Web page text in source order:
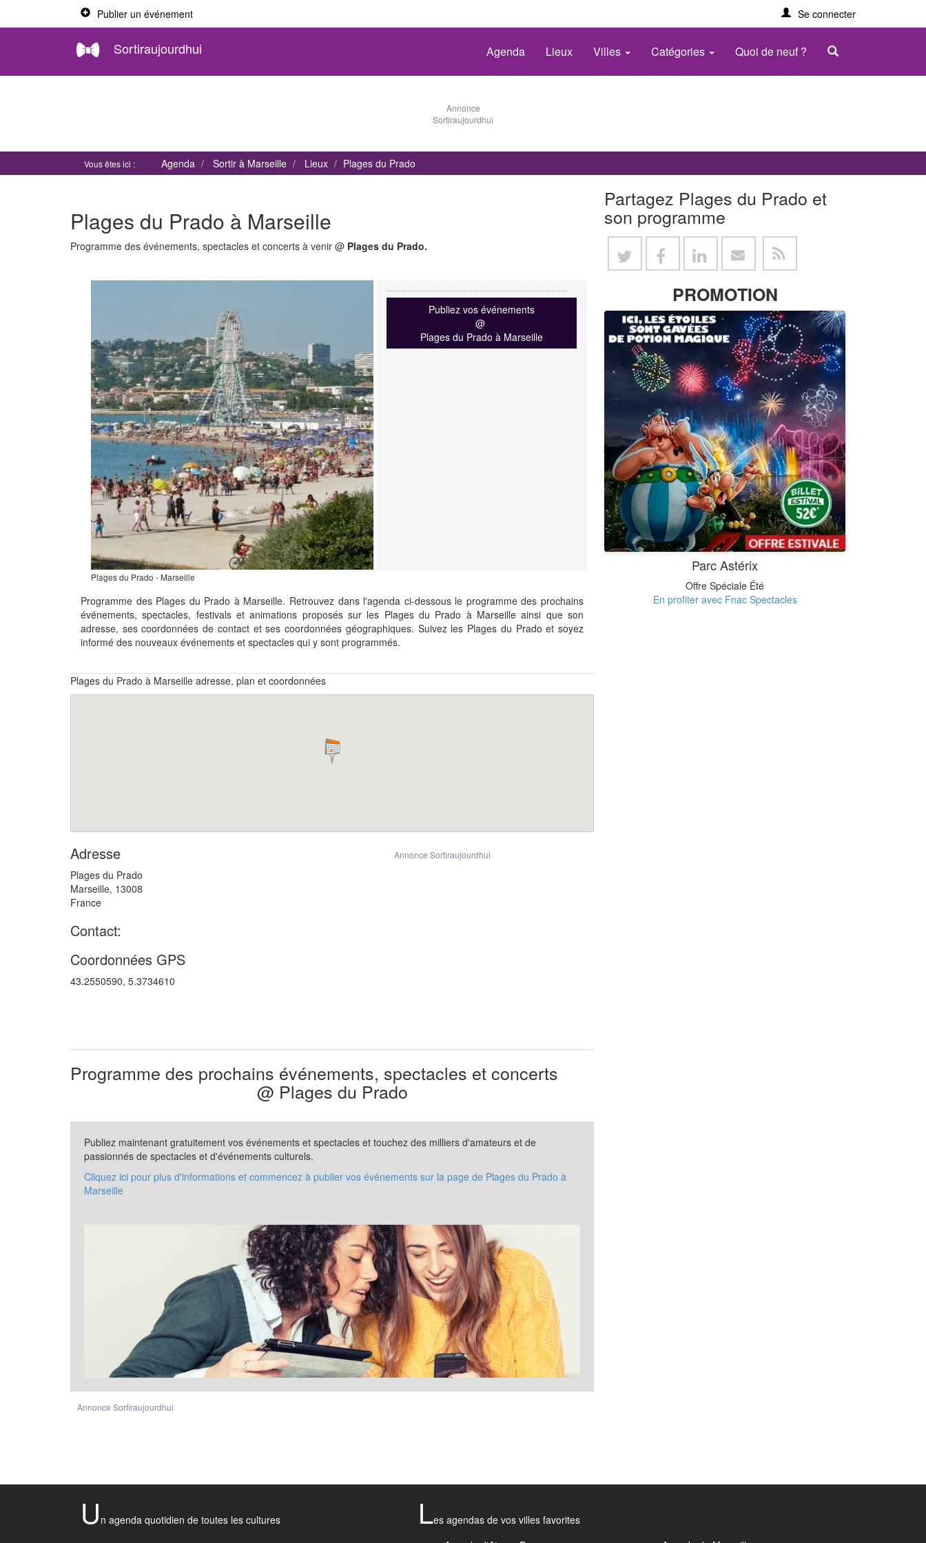
Publier un événement Se connecter
Sortiraujourdhui Agenda Lieux Villes Catégories Quoi de neuf ?
Annonce
Sortiraujourdhui
Vous êtes ici : Agenda Sortir à Marseille Lieux Plages du Prado
Plages du Prado à Marseille
Programme des événements, spectacles et concerts à venir @ Plages du Prado.
Plages du Prado - Marseille
Publiez vos événements
@
Plages du Prado à Marseille
Programme des Plages du Prado à Marseille. Retrouvez dans l'agenda ci-dessous le programme des prochains
événements, spectacles, festivals et animations proposés sur les Plages du Prado à Marseille ainsi que son
adresse, ses coordonnées de contact et ses coordonnées géographiques. Suivez les Plages du Prado et soyez
informé des nouveaux événements et spectacles qui y sont programmés.
Plages du Prado à Marseille adresse, plan et coordonnées
Annonce Sortiraujourdhui
Adresse
Plages du Prado
Marseille, 13008
France
Contact:
Coordonnées GPS
43.2550590, 5.3734610
Programme des prochains événements, spectacles et concerts
@ Plages du Prado
Publiez maintenant gratuitement vos événements et spectacles et touchez des milliers d'amateurs et de
passionnés de spectacles et d'événements culturels.
Cliquez ici pour plus d'informations et commencez à publier vos événements sur la page de Plages du Prado à
Marseille
Annonce Sortiraujourdhui
Partagez Plages du Prado et
son programme
PROMOTION
Parc Astérix
Offre Spéciale Été
En profiter avec Fnac Spectacles
U n agenda quotidien de toutes les cultures Les agendas de vos villes favorites